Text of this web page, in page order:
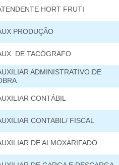
HORT FRUTI
PRODUÇÃO
DE TACÓGRAFO
ADMINISTRATIVO DE
CONTÁBIL
CONTABIL/ FISCAL
DE ALMOXARIFADO